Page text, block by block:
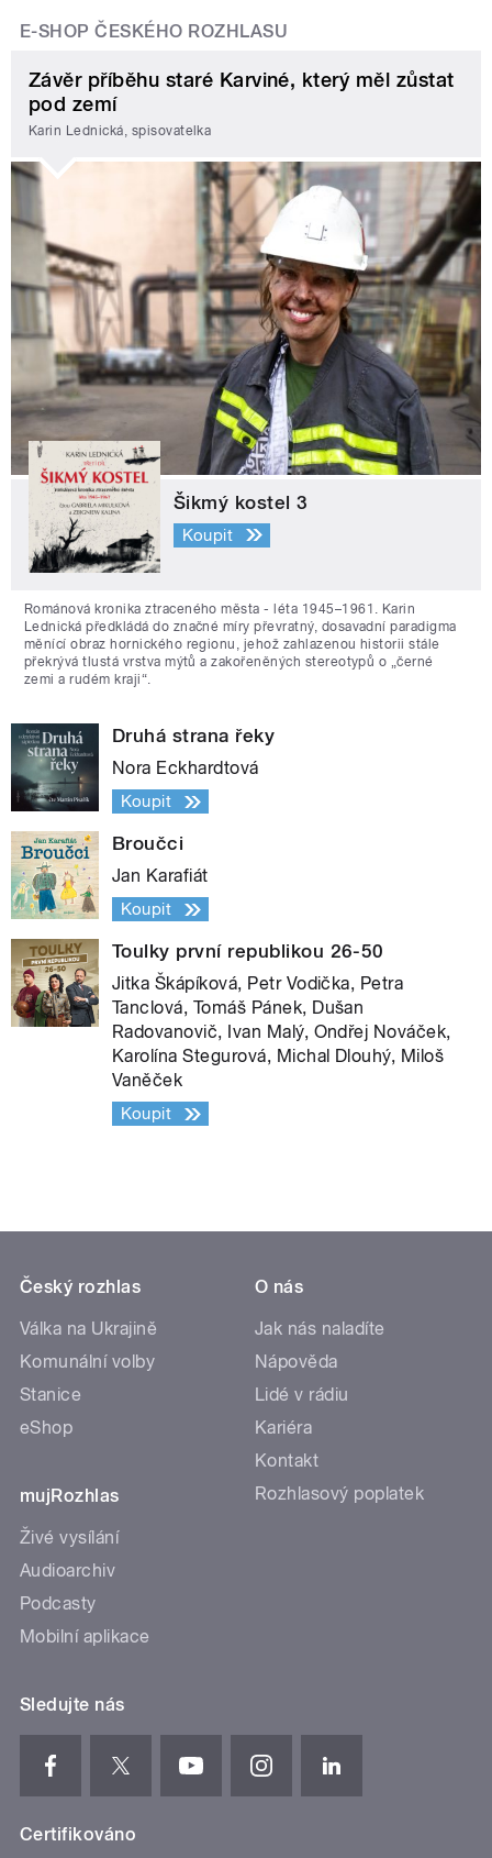
E-SHOP ČESKÉHO ROZHLASU
Závěr příběhu staré Karviné, který měl zůstat
pod zemí
Karin Lednická, spisovatelka
Šikmý kostel 3
Koupit
Románová kronika ztraceného města - léta 1945–1961. Karin
Lednická předkládá do značné míry převratný, dosavadní paradigma
měnící obraz hornického regionu, jehož zahlazenou historii stále
překrývá tlustá vrstva mýtů a zakořeněných stereotypů o „černé
zemi a rudém kraji“.
Druhá strana řeky
Nora Eckhardtová
Koupit
Broučci
Jan Karafiát
Koupit
Toulky první republikou 26-50
Jitka Škápíková, Petr Vodička, Petra
Tanclová, Tomáš Pánek, Dušan
Radovanovič, Ivan Malý, Ondřej Nováček,
Karolína Stegurová, Michal Dlouhý, Miloš
Vaněček
Koupit
Český rozhlas
Válka na Ukrajině
Komunální volby
Stanice
eShop
mujRozhlas
Živé vysílání
Audioarchiv
Podcasty
Mobilní aplikace
O nás
Jak nás naladíte
Nápověda
Lidé v rádiu
Kariéra
Kontakt
Rozhlasový poplatek
Sledujte nás
Certifikováno